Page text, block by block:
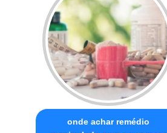
onde achar remédio